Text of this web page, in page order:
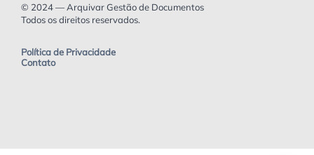
© 2024 — Arquivar Gestão de Documentos
Todos os direitos reservados.
Política de Privacidade
Contato